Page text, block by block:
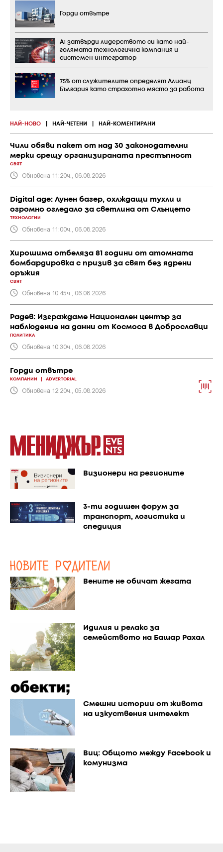
НАЙ-НОВО НАЙ-ЧЕТЕНИ НАЙ-КОМЕНТИРАНИ
Чили обяви пакет от над 30 законодателни
мерки срещу организираната престъпност
СВЯТ
Обновена 11:20ч., 06.08.2026
Digital age: Лунен багер, охлждащи тухли и
огромно огледало за светлина от Слънцето
ТЕХНОЛОГИИ
Обновена 11:00ч., 06.08.2026
Хирошима отбеляза 81 години от атомната
бомбардировка с призив за свят без ядрени
оръжия
СВЯТ
Обновена 10:45ч., 06.08.2026
Радев: Изграждаме Национален център за
наблюдение на данни от Космоса в Доброславци
ПОЛИТИКА
Обновена 10:30ч., 06.08.2026
Горди отвътре
КОМПАНИИ ADVERTORIAL
Обновена 12:20ч., 05.08.2026
Горди отвътре
А1 затвърди лидерството си като най-
голямата технологична компания и
системен интегратор
75% от служителите определят Алианц
България като страхотно място за работа
Визионери на регионите
3-ти годишен форум за
транспорт, логистика и
спедиция
Вените не обичат жегата
Идилия и релакс за
семейството на Башар Рахал
Смешни истории от живота
на изкуствения интелект
Виц: Общото между Facebook и
комунизма